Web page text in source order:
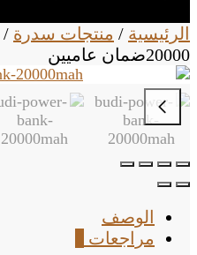
الرئيسية / منتجات سدرة /
20000ضمان عاميين
الوصف
مراجعات